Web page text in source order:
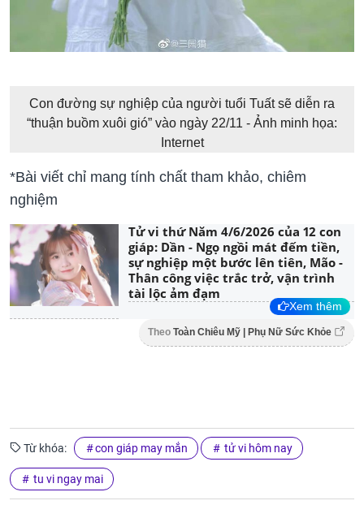
Con đường sự nghiệp của người tuổi Tuất sẽ diễn ra
“thuận buồm xuôi gió” vào ngày 22/11 - Ảnh minh họa:
Internet
*Bài viết chỉ mang tính chất tham khảo, chiêm
nghiệm
Tử vi thứ Năm 4/6/2026 của 12 con
giáp: Dần - Ngọ ngồi mát đếm tiền,
sự nghiệp một bước lên tiên, Mão -
Thân công việc trắc trở, vận trình
tài lộc ảm đạm
Xem thêm
Theo Toàn Chiêu Mỹ | Phụ Nữ Sức Khỏe
Từ khóa: con giáp may mắn tử vi hôm nay
tu vi ngay mai